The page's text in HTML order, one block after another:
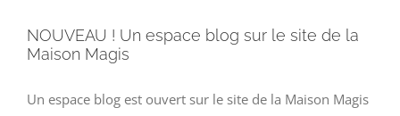
NOUVEAU ! Un espace blog sur le site de la
Maison Magis
Un espace blog est ouvert sur le site de la Maison Magis